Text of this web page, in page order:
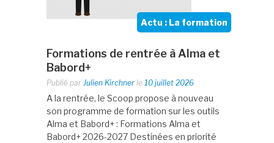
Actu : La formation
Formations de rentrée à Alma et
Babord+
Publié par Julien Kirchner le 10 juillet 2026
A la rentrée, le Scoop propose à nouveau
son programme de formation sur les outils
Alma et Babord+ : Formations Alma et
Babord+ 2026-2027 Destinées en priorité